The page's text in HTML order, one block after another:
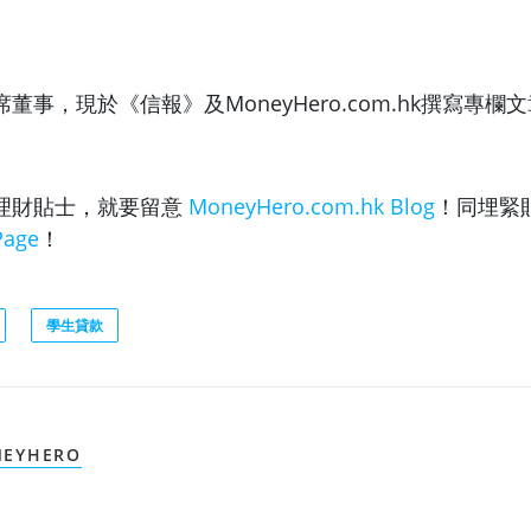
董事，現於《信報》及MoneyHero.com.hk撰寫專欄
財貼士，就要留意 MoneyHero.com.hk Blog ！同埋緊
！
學生貸款